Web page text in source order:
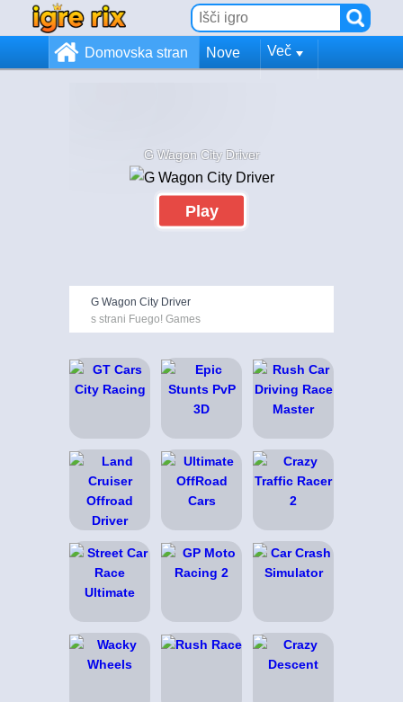
Domovska stran Nove Več
G Wagon City Driver
Play
G Wagon City Driver
s strani Fuego! Games